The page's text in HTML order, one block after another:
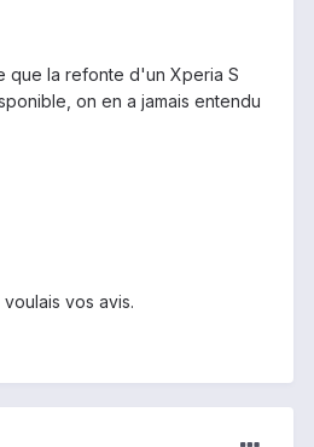
que la refonte d'un Xperia S
on en a jamais entendu
vos avis.